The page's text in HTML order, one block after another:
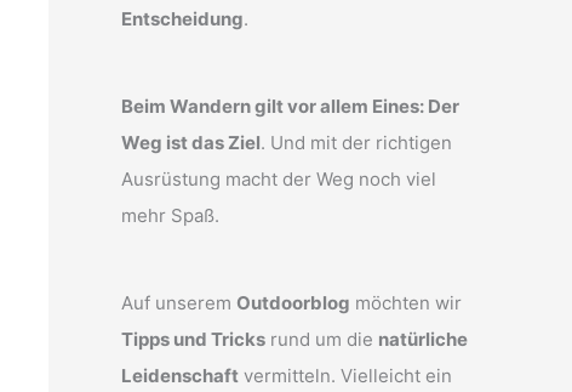
Entscheidung.
Beim Wandern gilt vor allem Eines: Der
Weg ist das Ziel. Und mit der richtigen
Ausrüstung macht der Weg noch viel
mehr Spaß.
Auf unserem Outdoorblog möchten wir
Tipps und Tricks rund um die natürliche
Leidenschaft vermitteln. Vielleicht ein